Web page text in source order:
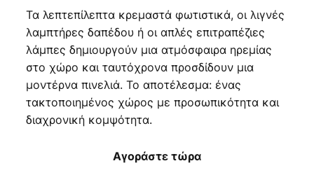
Τα λεπτεπίλεπτα κρεμαστά φωτιστικά, οι λιγνές
λαμπτήρες δαπέδου ή οι απλές επιτραπέζιες
λάμπες δημιουργούν μια ατμόσφαιρα ηρεμίας
στο χώρο και ταυτόχρονα προσδίδουν μια
μοντέρνα πινελιά. Το αποτέλεσμα: ένας
τακτοποιημένος χώρος με προσωπικότητα και
διαχρονική κομψότητα.
Αγοράστε τώρα